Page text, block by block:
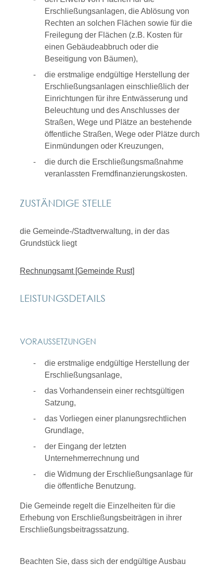
Erschließungsanlagen, die Ablösung von
Rechten an solchen Flächen sowie für die
Freilegung der Flächen (z.B. Kosten für
einen Gebäudeabbruch oder die
Beseitigung von Bäumen),
die erstmalige endgültige Herstellung der
Erschließungsanlagen einschließlich der
Einrichtungen für ihre Entwässerung und
Beleuchtung und des Anschlusses der
Straßen, Wege und Plätze an bestehende
öffentliche Straßen, Wege oder Plätze durch
Einmündungen oder Kreuzungen,
die durch die Erschließungsmaßnahme
veranlassten Fremdfinanzierungskosten.
ZUSTÄNDIGE STELLE
die Gemeinde-/Stadtverwaltung, in der das
Grundstück liegt
Rechnungsamt [Gemeinde Rust]
LEISTUNGSDETAILS
VORAUSSETZUNGEN
die erstmalige endgültige Herstellung der
Erschließungsanlage,
das Vorhandensein einer rechtsgültigen
Satzung,
das Vorliegen einer planungsrechtlichen
Grundlage,
der Eingang der letzten
Unternehmerrechnung und
die Widmung der Erschließungsanlage für
die öffentliche Benutzung.
Die Gemeinde regelt die Einzelheiten für die
Erhebung von Erschließungsbeiträgen in ihrer
Erschließungsbeitragssatzung.
Beachten Sie, dass sich der endgültige Ausbau